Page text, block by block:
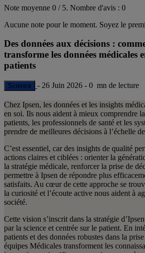
Note moyenne 0 / 5. Nombre d'avis : 0
Aucune note pour le moment. Soyez le
Des données aux décisions :
transforme les données médicales
patients
Science - 26 Juin 2026 - 0 mn de lecture
Chez Ipsen, les données et les insights
en soi. Ils nous aident à mieux comprendre
patients, les professionnels de santé et les
prendre de meilleures décisions à l’échelle
C’est essentiel, car des insights de qualité
actions claires et ciblées : orienter la
la stratégie médicale, renforcer la prise de
permettre à Ipsen de répondre plus
satisfaits. Au cœur de cette approche se
la curiosité et l’écoute active nous aident à
société.
Cette vision s’inscrit dans la stratégie
par la science et centrée sur le patient. En
patients et des données robustes dans la
équipes Médicales transforment les